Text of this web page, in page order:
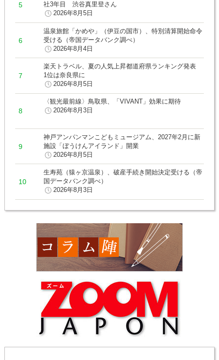
社3年目 渋谷真里登さん
2026年8月5日
温泉旅館「かめや」（伊豆の国市）、特別清算開始命令
受ける（帝国データバンク調べ）
2026年8月4日
楽天トラベル、夏の人気上昇都道府県ランキング発表
1位は奈良県に
2026年8月5日
〈観光最前線〉鳥取県、「VIVANT」効果に期待
2026年8月3日
神戸アンパンマンこどもミュージアム、2027年2月に新
施設「ぼうけんアイランド」開業
2026年8月5日
生寿苑（猿ヶ京温泉）、破産手続き開始決定受ける（帝
国データバンク調べ）
2026年8月3日